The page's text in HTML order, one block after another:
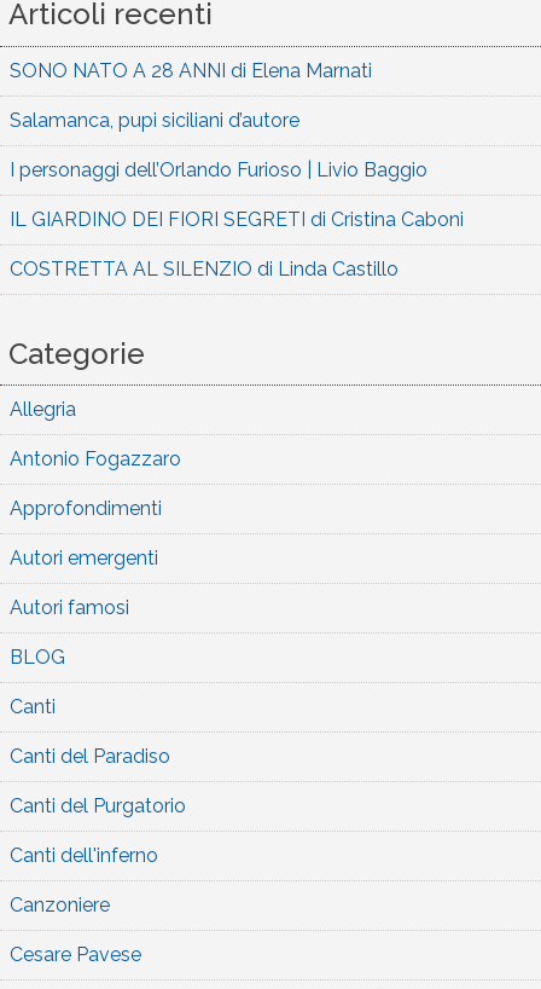
Articoli recenti
SONO NATO A 28 ANNI di Elena Marnati
Salamanca, pupi siciliani d’autore
I personaggi dell’Orlando Furioso | Livio Baggio
IL GIARDINO DEI FIORI SEGRETI di Cristina Caboni
COSTRETTA AL SILENZIO di Linda Castillo
Categorie
Allegria
Antonio Fogazzaro
Approfondimenti
Autori emergenti
Autori famosi
BLOG
Canti
Canti del Paradiso
Canti del Purgatorio
Canti dell'inferno
Canzoniere
Cesare Pavese